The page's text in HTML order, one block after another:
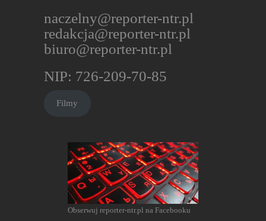
naczelny@reporter-ntr.pl
redakcja@reporter-ntr.pl
biuro@reporter-ntr.pl
NIP: 726-209-70-85
Filmy
Obserwuj reporter-ntr.pl na Facebooku